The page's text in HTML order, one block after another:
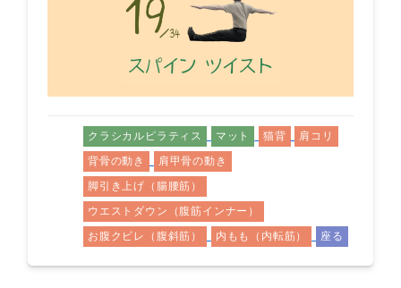
クラシカルピラティス マット 猫背
肩コリ
背骨の動き
肩甲骨の動き
脚引き上げ（腸腰筋）
ウエストダウン（腹筋インナー）
お腹クビレ（腹斜筋）
内もも（内転筋） 座る